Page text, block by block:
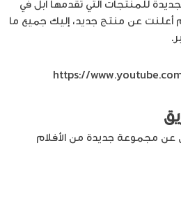
للمنتجات التي تقدمها ابل في
أعلنت عن منتج جديد، إليك جميع ما
https://
عن مجموعة جديدة من الأفلام